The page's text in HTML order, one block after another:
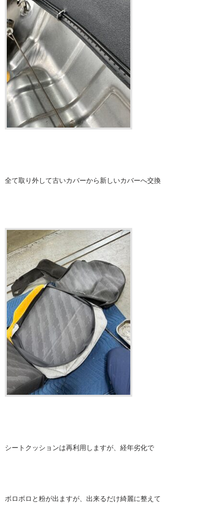
全て取り外して古いカバーから新しいカバーへ交換
シートクッションは再利用しますが、経年劣化で
ボロボロと粉が出ますが、出来るだけ綺麗に整えて